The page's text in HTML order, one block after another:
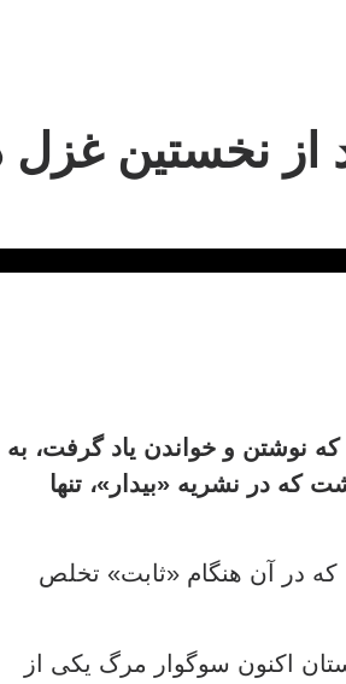
نخستین غزل
نوشتن و خواندن یاد گرفت،‌ به
که در نشریه «بیدار»، تنها
در آن هنگام «ثابت» تخلص
اکنون سوگوار مرگ یکی از